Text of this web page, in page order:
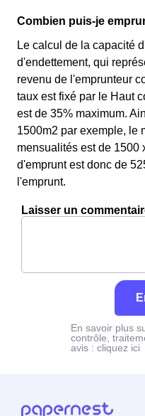
Combien puis-je
Le calcul de la capacité
d'endettement, qui
revenu de l'emprunteur
taux est fixé par le Haut
est de 35% maximum.
1500m2 par exemple, le
mensualités est de 1500
d'emprunt est donc de
l'emprunt.
Laisser un
En savoir plus
contrôle,
avis : cliquez ici